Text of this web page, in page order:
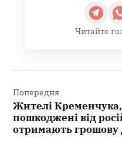
Читайте
записів
Попередня
Жителі
пошкоджені від
отримають грошову